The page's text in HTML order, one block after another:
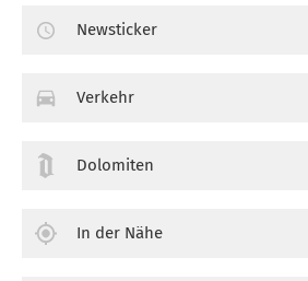
Newsticker
Verkehr
Dolomiten
In der Nähe